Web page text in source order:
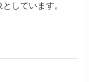
しています。